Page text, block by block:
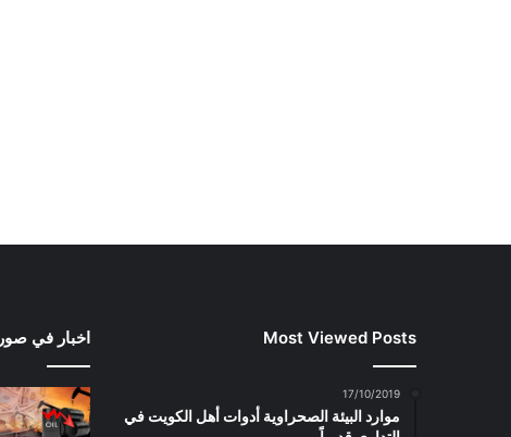
Most Viewed Posts
17/10/2019
موارد البيئة الصحراوية أدوات أهل الكويت في
اخبار في صور